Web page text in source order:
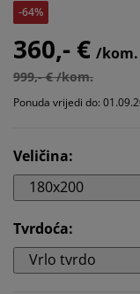
-64%
360,- € /kom.
999,- € /kom.
Ponuda vrijedi do:
Veličina:
180x200
Tvrdoća:
Vrlo tvrdo